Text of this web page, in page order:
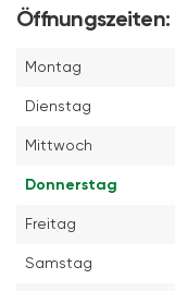
Öffnungszeiten:
Montag
Dienstag
Mittwoch
Donnerstag
Freitag
Samstag